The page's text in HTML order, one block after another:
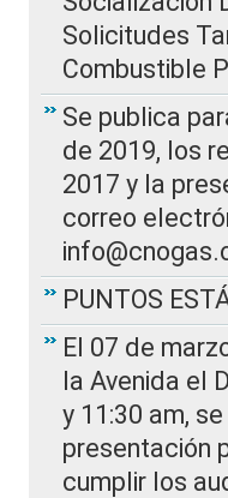
Solicitudes
Combustible
Se publica
de 2019, los
2017 y la
correo
PUNTOS
El 07 de
la Avenida el
y 11:30 am,
presentación
cumplir los